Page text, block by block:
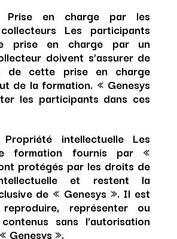
en charge par les
Les participants
prise en charge par un
doivent s’assurer de
de cette prise en charge
de la formation. « Genesys
les participants dans ces
intellectuelle Les
formation fournis par «
protégés par les droits de
et restent la
de « Genesys ». Il est
représenter ou
sans l’autorisation
Genesys ».